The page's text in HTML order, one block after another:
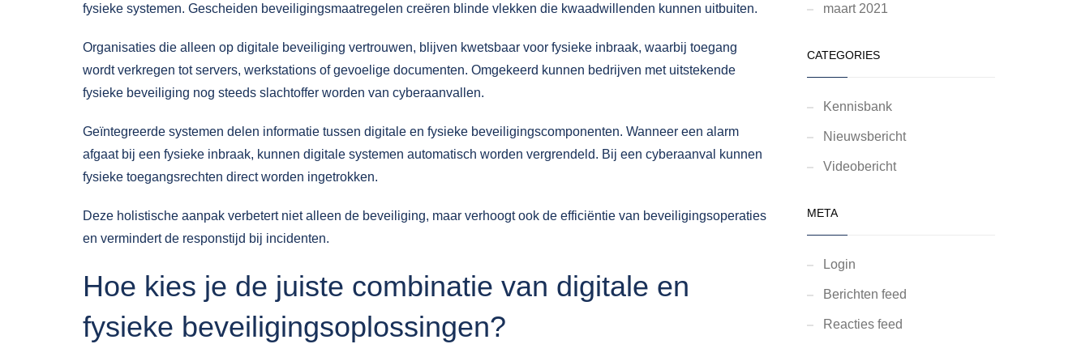
fysieke systemen. Gescheiden beveiligingsmaatregelen creëren blinde vlekken die kwaadwillenden kunnen uitbuiten.
Organisaties die alleen op digitale beveiliging vertrouwen, blijven kwetsbaar voor fysieke inbraak, waarbij toegang
wordt verkregen tot servers, werkstations of gevoelige documenten. Omgekeerd kunnen bedrijven met uitstekende
fysieke beveiliging nog steeds slachtoffer worden van cyberaanvallen.
Geïntegreerde systemen delen informatie tussen digitale en fysieke beveiligingscomponenten. Wanneer een alarm
afgaat bij een fysieke inbraak, kunnen digitale systemen automatisch worden vergrendeld. Bij een cyberaanval kunnen
fysieke toegangsrechten direct worden ingetrokken.
Deze holistische aanpak verbetert niet alleen de beveiliging, maar verhoogt ook de efficiëntie van beveiligingsoperaties
en vermindert de responstijd bij incidenten.
Hoe kies je de juiste combinatie van digitale en
fysieke beveiligingsoplossingen?
maart 2021
CATEGORIES
Kennisbank
Nieuwsbericht
Videobericht
META
Login
Berichten feed
Reacties feed